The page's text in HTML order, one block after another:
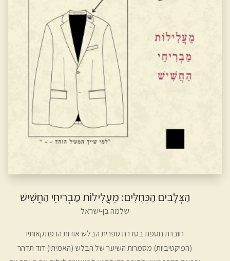
הַצְּלָבִים הַכְּחֻלִּים: מֵעֲלִילוֹת מַבְרִיחֵי הַחֲשִׁישׁ
שלמה בן-ישראל
חוברת נוספת בסדרת ספרית הבלש אודות הרפתקאותיו
(הפיקטיביות) מסמרות השיער של הבלש (האמיתי) דוד תדהר